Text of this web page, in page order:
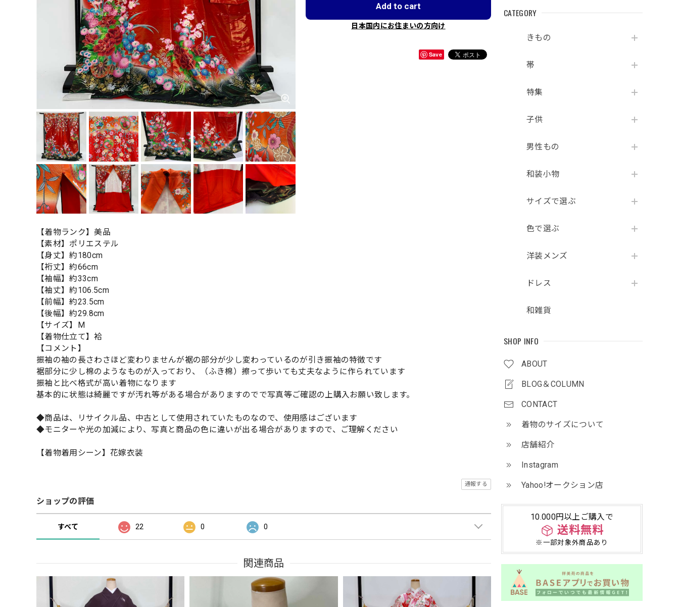
CATEGORY
きもの
帯
特集
子供
男性もの
和装小物
サイズで選ぶ
色で選ぶ
洋装メンズ
ドレス
和雑貨
SHOP INFO
ABOUT
BLOG＆COLUMN
CONTACT
着物のサイズについて
店舗紹介
Instagram
Yahoo!オークション店
10.000円以上ご購入で
送料無料
※一部対象外商品あり
Add to cart
日本国内にお住まいの方向け
Save
【着物ランク】美品
【素材】ポリエステル
【身丈】約180cm
【裄丈】約66cm
【袖幅】約33cm
【袖丈】約106.5cm
【前幅】約23.5cm
【後幅】約29.8cm
【サイズ】M
【着物仕立て】袷
【コメント】
振袖の袖の長さわさほど変わりませんが裾の部分が少し変わっているのが引き振袖の特徴です
裾部分に少し棉のようなものが入っており、（ふき棉）擦って歩いても丈夫なように作られています
振袖と比べ格式が高い着物になります
基本的に状態は綺麗ですが汚れ等がある場合がありますのでで写真等ご確認の上購入お願い致します。
◆商品は、リサイクル品、中古として使用されていたものなので、使用感はございます
◆モニターや光の加減により、写真と商品の色に違いが出る場合がありますので、ご理解ください
【着物着用シーン】花嫁衣装
通報する
ショップの評価
すべて 22 0 0
関連商品